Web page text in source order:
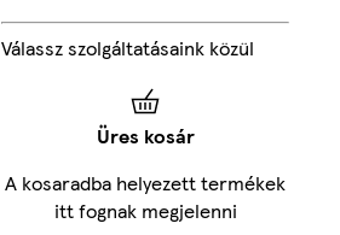
Válassz szolgáltatásaink közül
Üres kosár
A kosaradba helyezett termékek
itt fognak megjelenni